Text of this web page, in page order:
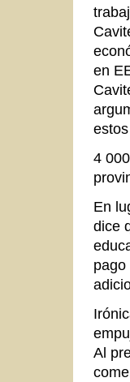
en
4
En
dice
pago
Al